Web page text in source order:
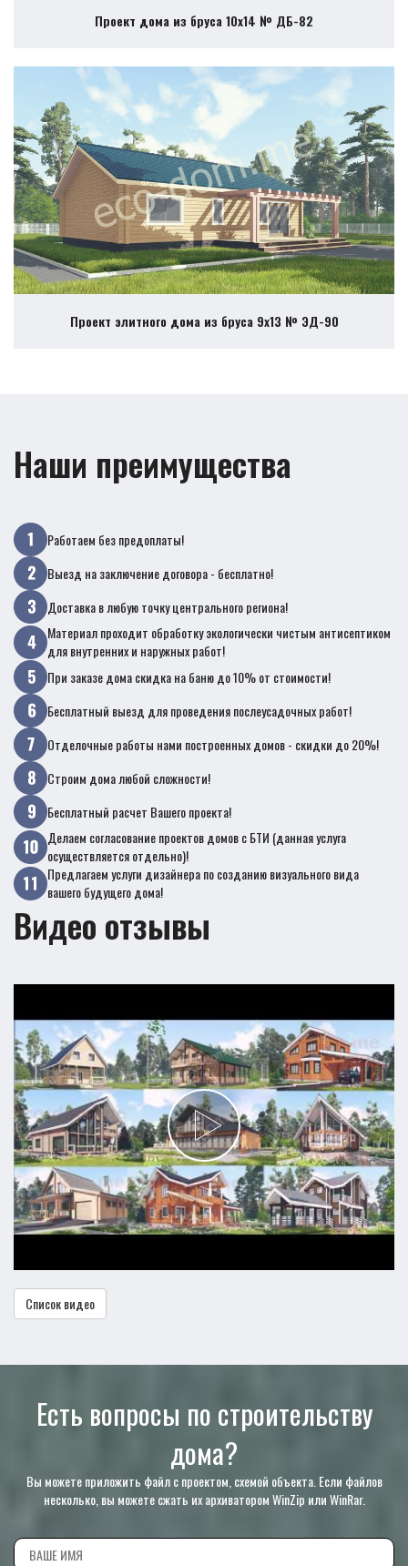
Проект дома из бруса 10х14 № ДБ-82
Проект элитного дома из бруса 9х13 № ЭД-90
Наши преимущества
Работаем без предоплаты!
Выезд на заключение договора - бесплатно!
Доставка в любую точку центрального региона!
Материал проходит обработку экологически чистым антисептиком
для внутренних и наружных работ!
При заказе дома скидка на баню до 10% от стоимости!
Бесплатный выезд для проведения послеусадочных работ!
Отделочные работы нами построенных домов - скидки до 20%!
Строим дома любой сложности!
Бесплатный расчет Вашего проекта!
Делаем согласование проектов домов с БТИ (данная услуга
осуществляется отдельно)!
Предлагаем услуги дизайнера по созданию визуального вида
вашего будущего дома!
Видео отзывы
Список видео
Есть вопросы по строительству
дома?
Вы можете приложить файл с проектом, схемой объекта. Если файлов
несколько, вы можете сжать их архиватором WinZip или WinRar.